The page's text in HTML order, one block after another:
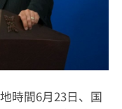
時間6月23日、国